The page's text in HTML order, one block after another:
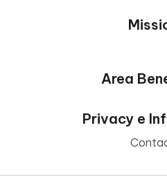
Area
Privacy e